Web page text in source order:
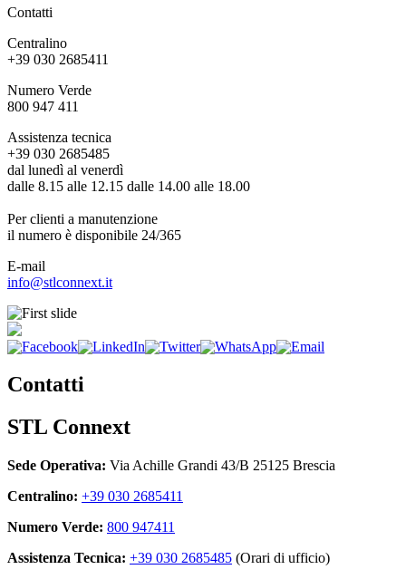
Contatti
Centralino
+39 030 2685411
Numero Verde
800 947 411
Assistenza tecnica
+39 030 2685485
dal lunedì al venerdì
dalle 8.15 alle 12.15 dalle 14.00 alle 18.00
Per clienti a manutenzione
il numero è disponibile 24/365
E-mail
info@stlconnext.it
Contatti
STL Connext
Sede Operativa: Via Achille Grandi 43/B 25125 Brescia
Centralino: +39 030 2685411
Numero Verde: 800 947411
Assistenza Tecnica: +39 030 2685485 (Orari di ufficio)